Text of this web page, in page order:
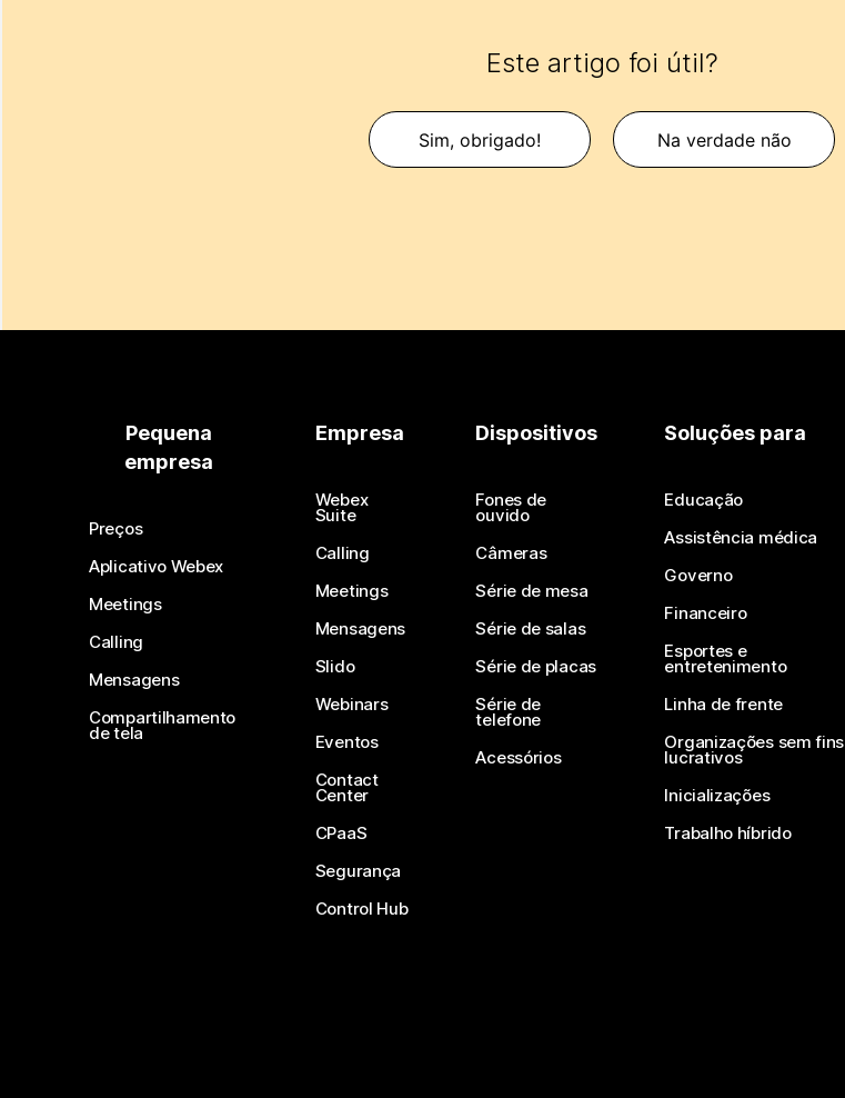
Este artigo foi útil?
Sim, obrigado! Na verdade não
Pequena
empresa
Preços
Aplicativo Webex
Meetings
Calling
Mensagens
Compartilhamento
de tela
Empresa
Webex
Suite
Calling
Meetings
Mensagens
Slido
Webinars
Eventos
Contact
Center
CPaaS
Segurança
Control Hub
Dispositivos
Fones de
ouvido
Câmeras
Série de mesa
Série de salas
Série de placas
Série de
telefone
Acessórios
Soluções para
Educação
Assistência médica
Governo
Financeiro
Esportes e
entretenimento
Linha de frente
Organizações sem fins
lucrativos
Inicializações
Trabalho híbrido